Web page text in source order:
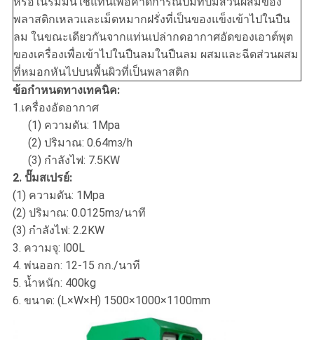
พลาสติกเหลวและเม็ดหมากฝรั่งที่เป็นของแข็งเข้าไปในปืน
ลม ในขณะเดียวกันจากแท่นเปล่ากดอากาศอัดของเอาต์พุต
ของเครื่องเพื่อเข้าไปในปืนลมในปืนลม ผสมและฉีดส่วนผสม
ที่หมอกหันไปบนพื้นผิวที่เป็นพลาสติก
ข้อกำหนดทางเทคนิค:
1.เครื่องอัดอากาศ
(1) ความดัน: 1Mpa
(2) ปริมาณ: 0.64m3/h
(3) กำลังไฟ: 7.5KW
2. ปั๊มสเปรย์:
(1) ความดัน: 1Mpa
(2) ปริมาณ: 0.0125m3/นาที
(3) กำลังไฟ: 2.2KW
3. ความจุ: l00L
4. พ่นออก: 12-15 กก./นาที
5. น้ำหนัก: 400kg
6. ขนาด: (L×W×H) 1500×1000×1100mm